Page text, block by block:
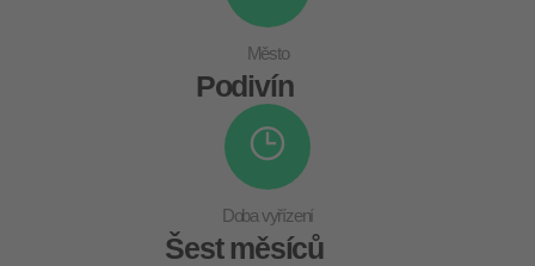
Město
Podivín
Doba vyřízení
Šest měsíců